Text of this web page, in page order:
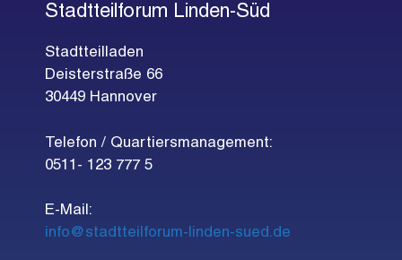
Stadtteilforum Linden-Süd
Stadtteilladen
Deisterstraße 66
30449 Hannover
Telefon / Quartiersmanagement:
0511- 123 777 5
E-Mail:
info@stadtteilforum-linden-sued.de